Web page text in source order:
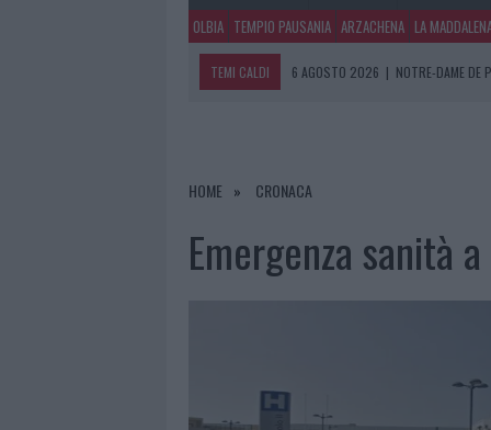
OLBIA TEMPIO PAUSANIA ARZACHENA LA
TEMI CALDI 6 AGOSTO 2026 | NOTRE-DAME DE
HOME CRONACA
Emergenza sanità